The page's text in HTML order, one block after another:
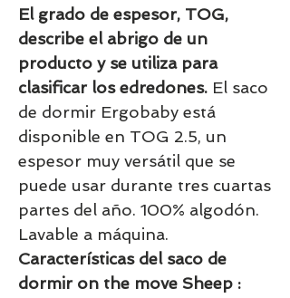
El grado de espesor, TOG,
describe el abrigo de un
producto y se utiliza para
clasificar los edredones. El saco
de dormir Ergobaby está
disponible en TOG 2.5, un
espesor muy versátil que se
puede usar durante tres cuartas
partes del año. 100% algodón.
Lavable a máquina.
Características del saco de
dormir on the move Sheep :